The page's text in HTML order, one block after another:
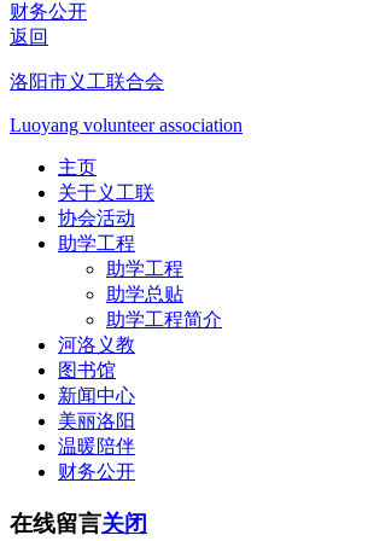
财务公开
返回
洛阳市义工联合会
Luoyang volunteer association
主页
关于义工联
协会活动
助学工程
助学工程
助学总贴
助学工程简介
河洛义教
图书馆
新闻中心
美丽洛阳
温暖陪伴
财务公开
在线留言关闭